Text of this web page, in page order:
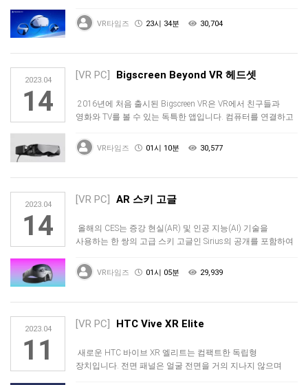
VR타임즈 23시 34분 30,704
2023.04
14
[VR PC] Bigscreen Beyond VR 헤드셋
2016년에 처음 출시된 Bigscreen VR은 VR에서 친구들과
영화와 TV를 볼 수 있는 독특한 앱입니다. 컴퓨터를 연결하고
VR타임즈 01시 10분 30,577
2023.04
14
[VR PC] AR 스키 고글
올해의 CES는 증강 현실(AR) 및 인공 지능(AI) 기술을
사용하는 한 쌍의 고급 스키 고글인 Sirius의 공개를 포함하여
VR타임즈 01시 05분 29,939
2023.04
11
[VR PC] HTC Vive XR Elite
새로운 HTC 바이브 XR 엘리트는 컴팩트한 독립형
장치입니다. 전면 패널은 얼굴 전면을 거의 지나지 않으며